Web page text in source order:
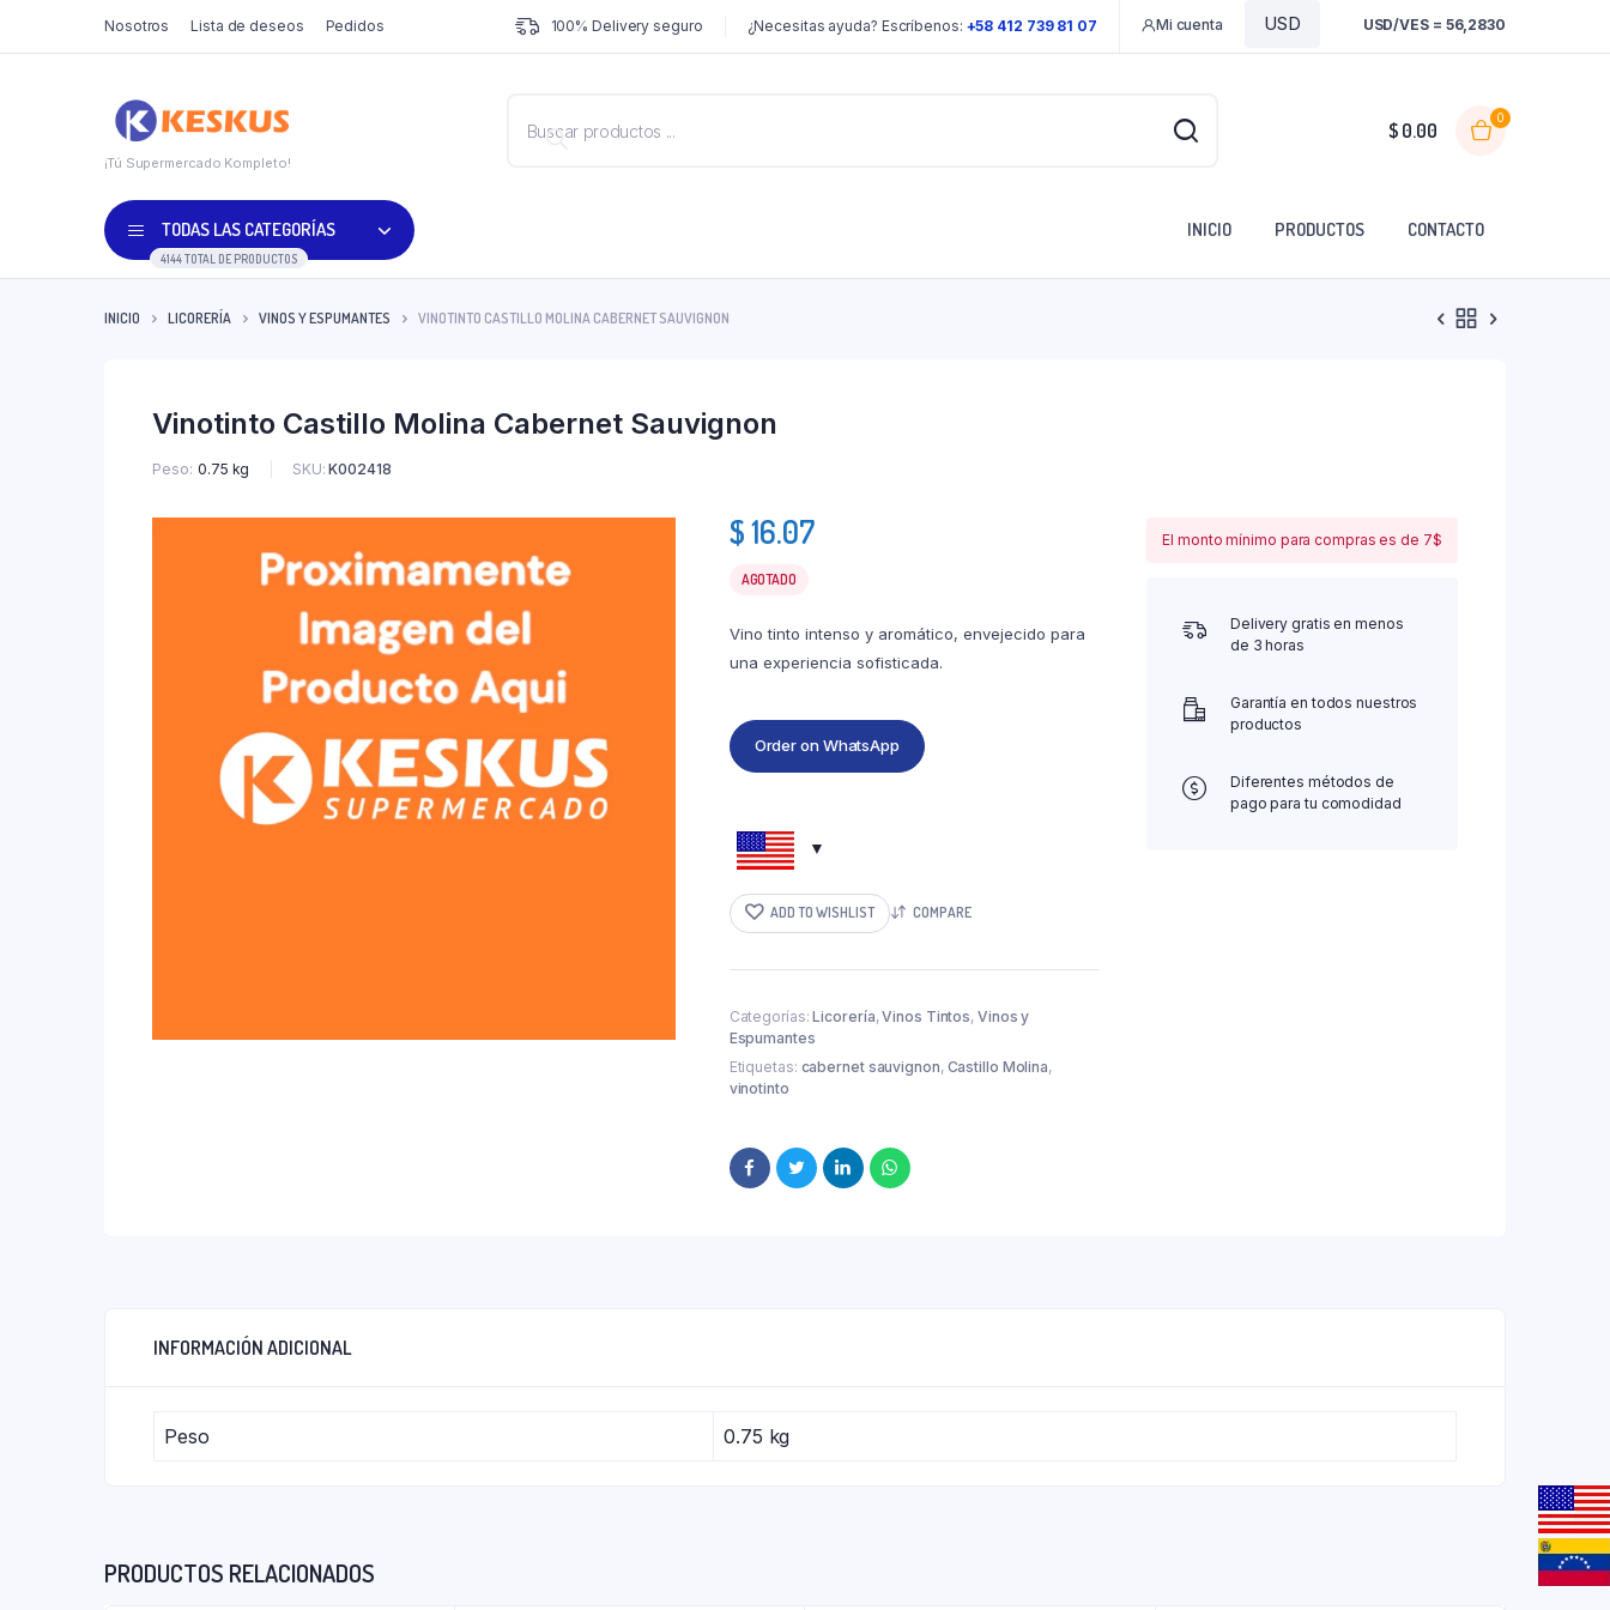
Nosotros Lista de deseos Pedidos 100% Delivery seguro ¿Necesitas ayuda? Escríbenos: +58 412 739 81 07 Mi cuenta USD/VES = 56,2830
¡Tú Supermercado Kompleto!
$ 0.00
0
TODAS LAS CATEGORÍAS
4144 TOTAL DE PRODUCTOS
INICIO PRODUCTOS CONTACTO
INICIO LICORERÍA VINOS Y ESPUMANTES VINOTINTO CASTILLO MOLINA CABERNET SAUVIGNON
Vinotinto Castillo Molina Cabernet Sauvignon
Peso 0.75 kg SKU: K002418
$16.07
AGOTADO
Vino tinto intenso y aromático, envejecido para
una experiencia sofisticada.
Order on WhatsApp
ADD TO WISHLIST COMPARE
Categorías:Licorería,Vinos Tintos,Vinos y
Espumantes
Etiquetas: cabernet sauvignon, Castillo Molina,
vinotinto
El monto mínimo para compras es de 7$
Delivery gratis en menos
de 3 horas
Garantía en todos nuestros
productos
Diferentes métodos de
pago para tu comodidad
INFORMACIÓN ADICIONAL
Peso 0.75 kg
PRODUCTOS RELACIONADOS